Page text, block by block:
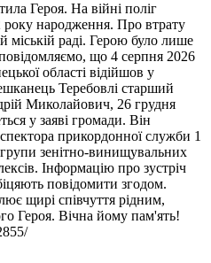
Героя. На війні поліг
року народження. Про втрату
міській раді. Герою було лише
що 4 серпня 2026
області відійшов у
Теребовлі старший
Миколайович, 26 грудня
у заяві громади. Він
прикордонної служби 1
групи зенітно-винищувальних
Інформацію про зустріч
повідомити згодом.
щирі співчуття рідним,
Героя. Вічна йому пам'ять!